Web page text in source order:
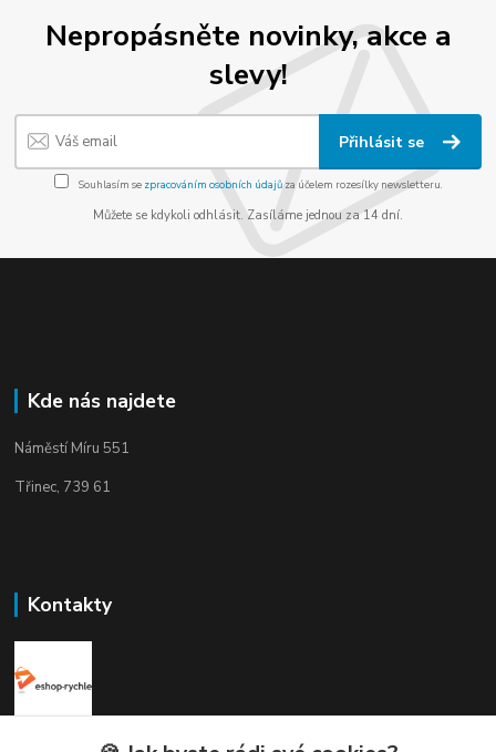
Nepropásněte novinky, akce a
slevy!
Přihlásit se
Souhlasím se zpracováním osobních údajůza účelem rozesílky newsletteru.
Můžete se kdykoli odhlásit. Zasíláme jednou za 14 dní.
Kde nás najdete
Náměstí Míru 551
Třinec, 739 61
Kontakty